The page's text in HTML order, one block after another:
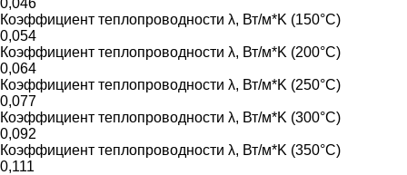
Коэффициент теплопроводности λ, Вт/м*K (150°C)
0,054
Коэффициент теплопроводности λ, Вт/м*K (200°C)
0,064
Коэффициент теплопроводности λ, Вт/м*K (250°C)
0,077
Коэффициент теплопроводности λ, Вт/м*K (300°C)
0,092
Коэффициент теплопроводности λ, Вт/м*K (350°C)
0,111